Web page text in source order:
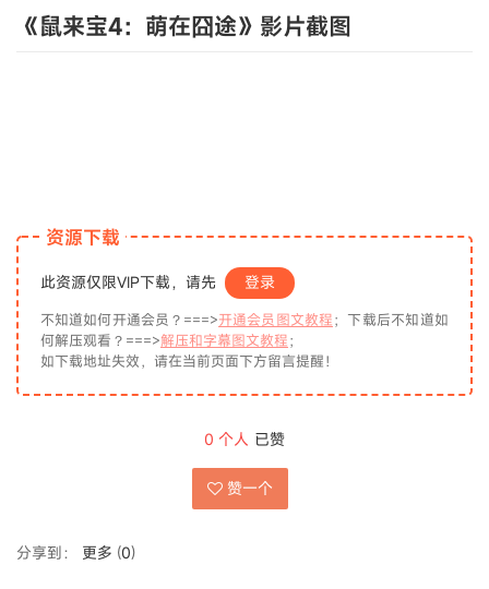
《鼠来宝4：萌在囧途》影片截图
资源下载
此资源仅限VIP下载，请先 登录
不知道如何开通会员？===>开通会员图文教程；下载后不知道如
何解压观看？===>解压和字幕图文教程；
如下载地址失效，请在当前页面下方留言提醒！
0 个人 已赞
赞一个
分享到： 更多 (0)